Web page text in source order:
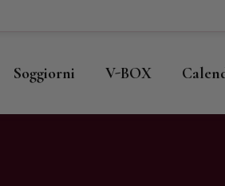
Soggiorni V-BOX